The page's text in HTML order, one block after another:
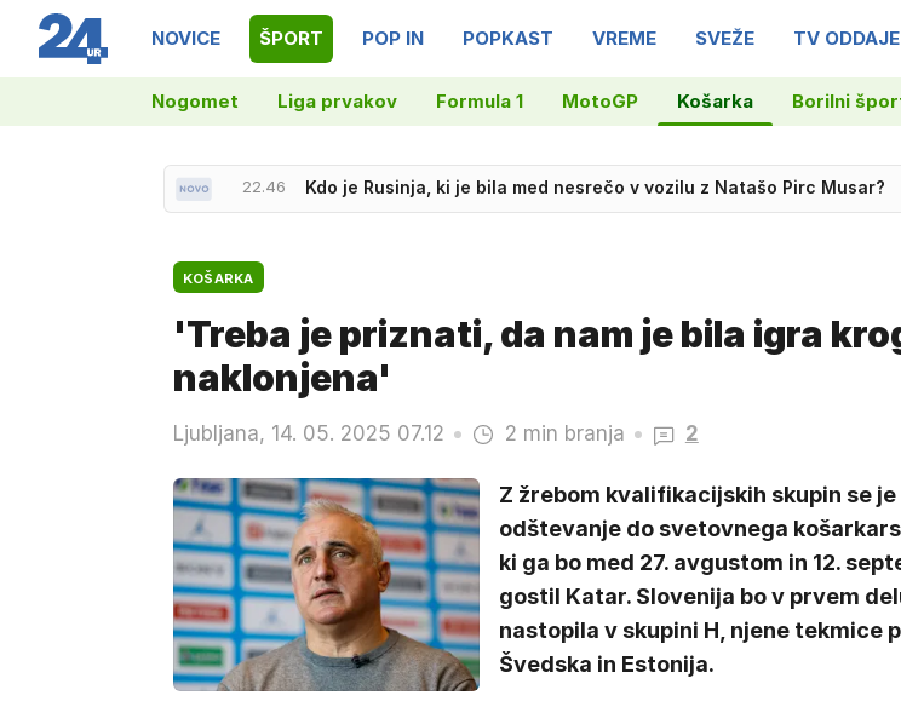
NOVICE ŠPORT POP IN POPKAST VREME SVEŽE TV ODDAJE
Nogomet Liga prvakov Formula 1 MotoGP Košarka Borilni
22.46 Kdo je Rusinja, ki je bila med nesrečo v vozilu z Natašo Pirc Musar?
KOŠARKA
'Treba je priznati, da nam je bila igra
naklonjena'
Ljubljana, 14. 05. 2025 07.12 2 min branja 2
Z žrebom kvalifikacijskih skupin se
odštevanje do svetovnega
ki ga bo med 27. avgustom in 12.
gostil Katar. Slovenija bo v prvem
nastopila v skupini H, njene tekmice
Švedska in Estonija.